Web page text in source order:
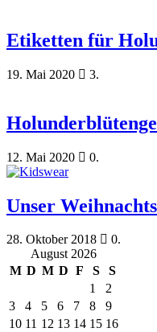
Etiketten für
19. Mai 2020 3.
12. Mai 2020 0.
Unser
28. Oktober 2018
0.
August 2026
M D M D F S
S
1
2
3
4 5 6 7 8
9
10 11 12 13 14 15 16